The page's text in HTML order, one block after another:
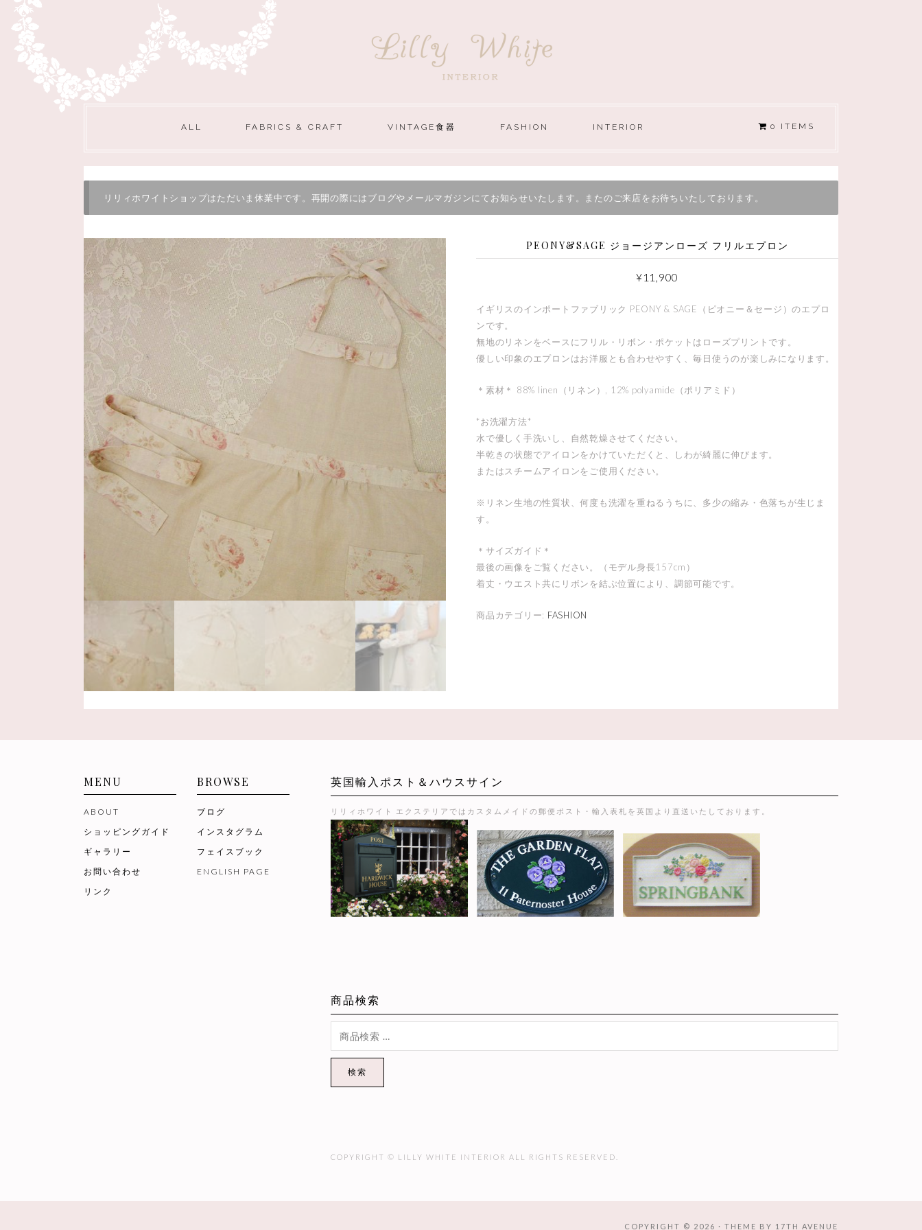
ALL FABRICS & CRAFT VINTAGE食器 FASHION INTERIOR 0 ITEMS
リリィホワイトショップはただいま休業中です。再開の際にはブログやメールマガジンにてお知らせいたします。またのご来店をお待ちいたしております。
PEONY&SAGE ジョージアンローズ フリルエプロン
¥11,900
イギリスのインポートファブリック PEONY & SAGE（ピオニー＆セージ）のエプロ
ンです。
無地のリネンをベースにフリル・リボン・ポケットはローズプリントです。
優しい印象のエプロンはお洋服とも合わせやすく、毎日使うのが楽しみになります。
＊素材＊ 88% linen（リネン）, 12% polyamide（ポリアミド）
*お洗濯方法*
水で優しく手洗いし、自然乾燥させてください。
半乾きの状態でアイロンをかけていただくと、しわが綺麗に伸びます。
またはスチームアイロンをご使用ください。
※リネン生地の性質状、何度も洗濯を重ねるうちに、多少の縮み・色落ちが生じま
す。
＊サイズガイド＊
最後の画像をご覧ください。（モデル身長157cm）
着丈・ウエスト共にリボンを結ぶ位置により、調節可能です。
商品カテゴリー: FASHION
MENU
ABOUT
ショッピングガイド
ギャラリー
お問い合わせ
リンク
BROWSE
ブログ
インスタグラム
フェイスブック
ENGLISH PAGE
英国輸入ポスト＆ハウスサイン
リリィホワイト エクステリアではカスタムメイドの郵便ポスト・輸入表札を英国より直送いたしております。
商品検索
検索
COPYRIGHT © LILLY WHITE INTERIOR ALL RIGHTS RESERVED.
COPYRIGHT © 2026 · THEME BY 17TH AVENUE